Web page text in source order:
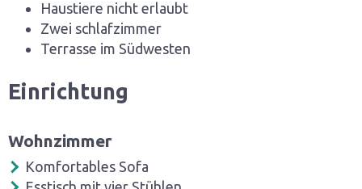
Haustiere nicht erlaubt
Zwei schlafzimmer
Terrasse im Südwesten
Einrichtung
Wohnzimmer
Komfortables Sofa